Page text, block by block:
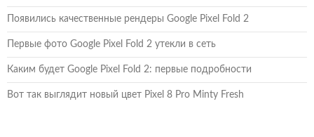
Появились качественные рендеры Google Pixel Fold 2
Первые фото Google Pixel Fold 2 утекли в сеть
Каким будет Google Pixel Fold 2: первые подробности
Вот так выглядит новый цвет Pixel 8 Pro Minty Fresh